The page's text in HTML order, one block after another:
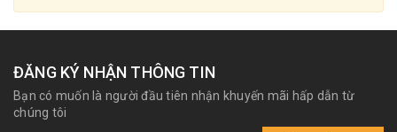
ĐĂNG KÝ NHẬN THÔNG TIN
Bạn có muốn là người đầu tiên nhận khuyến mãi hấp dẫn từ
chúng tôi